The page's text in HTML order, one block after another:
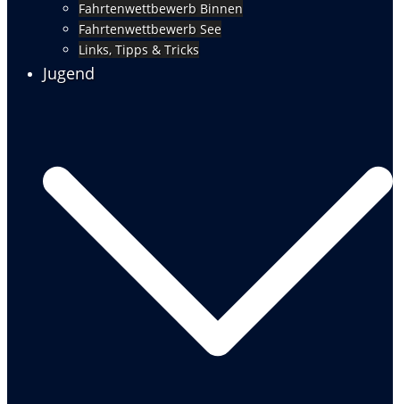
Fahrtenwettbewerb Binnen
Fahrtenwettbewerb See
Links, Tipps & Tricks
Jugend